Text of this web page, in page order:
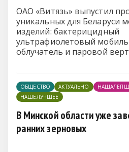
ОАО «Витязь» выпустил
уникальных для Беларуси
изделий: бактерицидный
ультрафиолетовый
облучатель и паровой
ОБЩЕСТВО АКТУАЛЬНО
НАШЕЛУЧШЕЕ
В Минской области уже
ранних зерновых